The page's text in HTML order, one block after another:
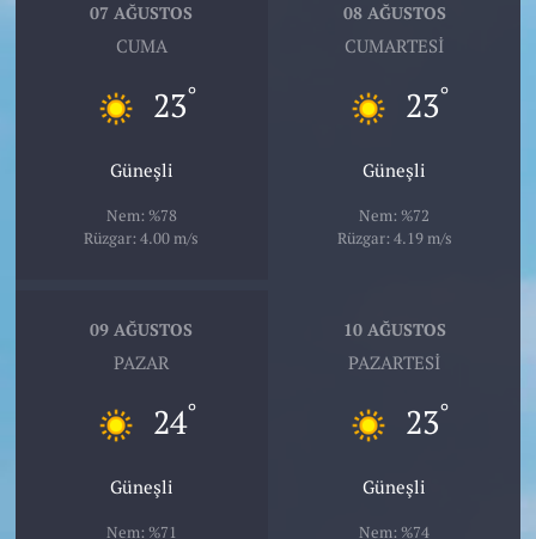
07 AĞUSTOS
CUMA
23°
Güneşli
Nem: %78
Rüzgar: 4.00 m/s
08 AĞUSTOS
CUMARTESI
23°
Güneşli
Nem: %72
Rüzgar: 4.19 m/s
09 AĞUSTOS
PAZAR
24°
Güneşli
Nem: %71
10 AĞUSTOS
PAZARTESI
23°
Güneşli
Nem: %74